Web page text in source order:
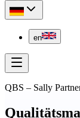
en
QBS – Sally